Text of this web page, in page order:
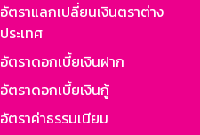
อัตราแลกเปลี่ยนเงินตราต่าง
ประเทศ
อัตราดอกเบี้ยเงินฝาก
อัตราดอกเบี้ยเงินกู้
อัตราค่าธรรมเนียม